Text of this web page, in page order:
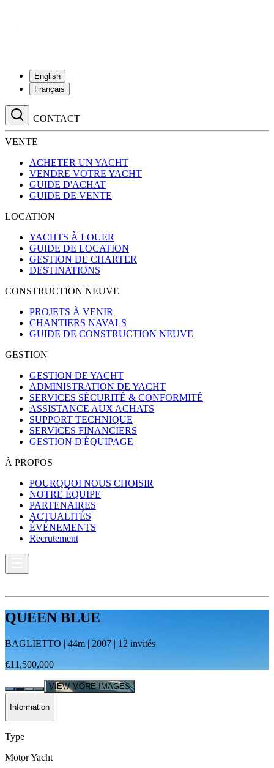
English
Français
CONTACT
VENTE
ACHETER UN YACHT
VENDRE VOTRE YACHT
GUIDE D'ACHAT
GUIDE DE VENTE
LOCATION
YACHTS À LOUER
GUIDE DE LOCATION
GESTION DE CHARTER
DESTINATIONS
CONSTRUCTION NEUVE
PROJETS À VENIR
CHANTIERS NAVALS
GUIDE DE CONSTRUCTION NEUVE
GESTION
GESTION DE YACHT
ADMINISTRATION DE YACHT
SERVICES SÉCURITÉ & CONFORMITÉ
ASSISTANCE AUX ACHATS
SUPPORT TECHNIQUE
SERVICES FINANCIERS
GESTION D'ÉQUIPAGE
À PROPOS
POURQUOI NOUS CHOISIR
NOTRE ÉQUIPE
PARTENAIRES
ACTUALITÉS
ÉVÉNEMENTS
Recrutement
QUEEN BLUE
BAGLIETTO | 44m | 2007 | 12 invités
€11,500,000
VIEW MORE IMAGES
Information
Type
Motor Yacht